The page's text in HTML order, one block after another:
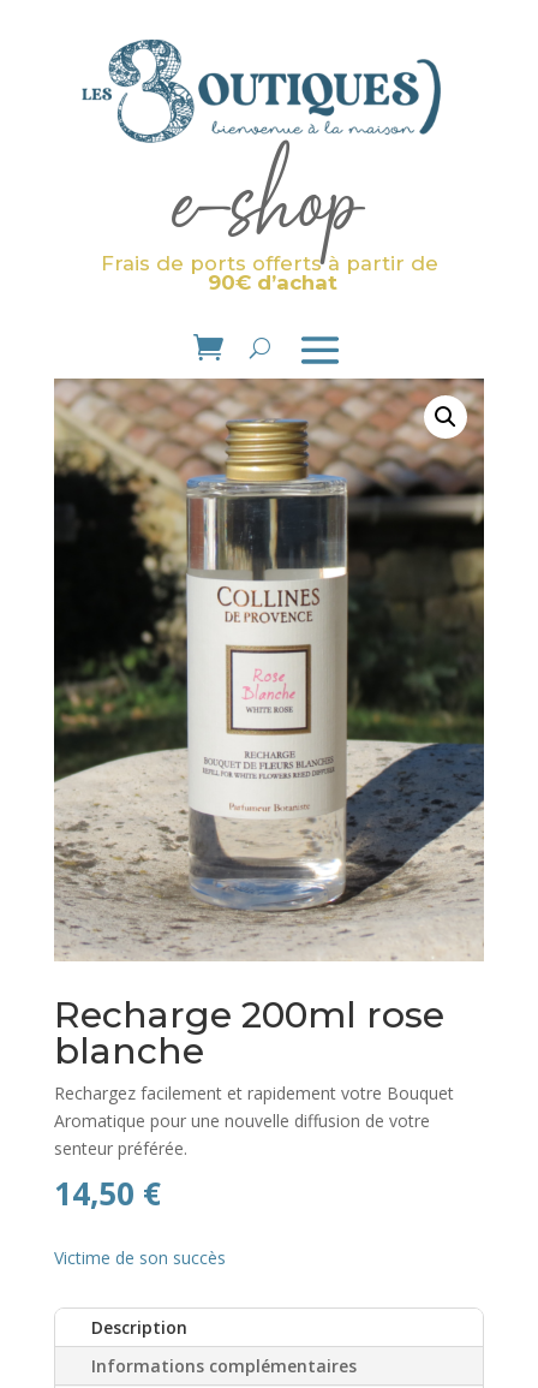
e-shop
Frais de ports offerts à partir de
90€ d’achat
Recharge 200ml rose
blanche
Rechargez facilement et rapidement votre Bouquet
Aromatique pour une nouvelle diffusion de votre
senteur préférée.
14,50 €
Victime de son succès
Description
Informations complémentaires